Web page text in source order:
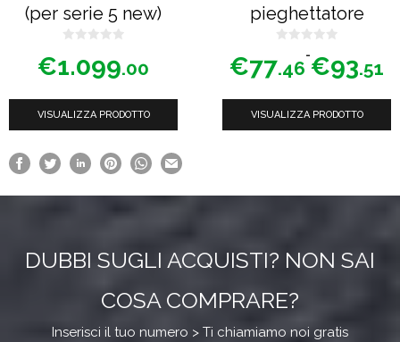
(per serie 5 new)
s
u
€1.099.00
VISUALIZZA PRODOTTO
pieghettatore
s
u
€77.46
-€93.51
Fascia
di
da
VISUALIZZA PRODOTTO
scelte
pagina
del
DUBBI SUGLI ACQUISTI? NON SAI
COSA COMPRARE?
Inserisci il tuo numero > Ti chiamiamo noi gratis